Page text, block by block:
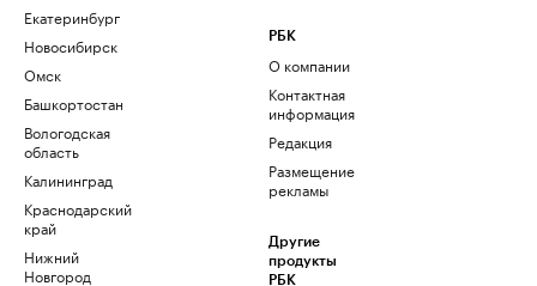
Екатеринбург
Новосибирск
Омск
Башкортостан
Вологодская
область
Калининград
Краснодарский
край
Нижний
Новгород
РБК
О компании
Контактная
информация
Редакция
Размещение
рекламы
Другие
продукты
РБК